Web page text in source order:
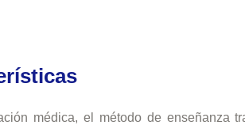
médica, el método de enseñanza